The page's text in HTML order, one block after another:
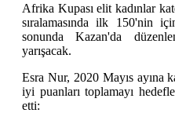
Afrika Kupası elit kadınlar
sıralamasında ilk 150'nin
sonunda Kazan'da
yarışacak.
Esra Nur, 2020 Mayıs ayına
iyi puanları toplamayı
etti: